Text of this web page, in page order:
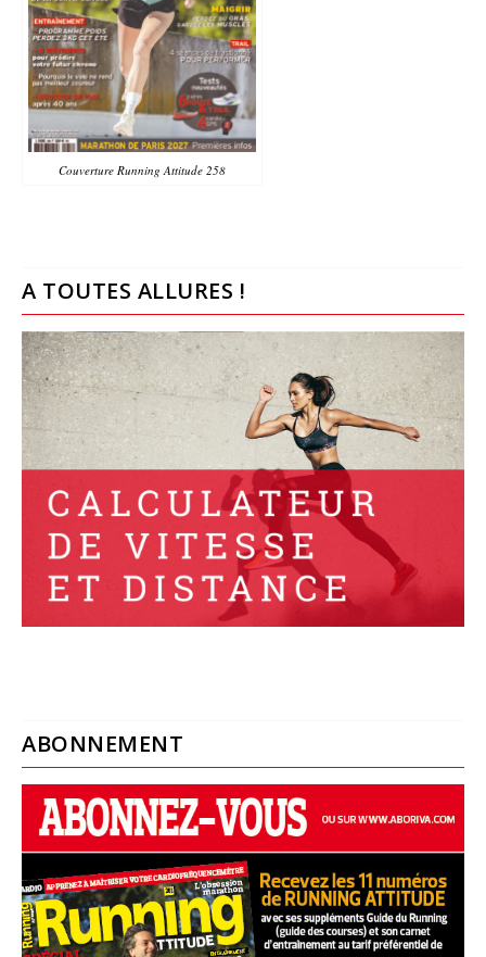
Couverture Running Attitude 258
A TOUTES ALLURES !
ABONNEMENT